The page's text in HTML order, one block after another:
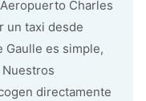
Charles
un taxi desde
Gaulle es simple,
directamente